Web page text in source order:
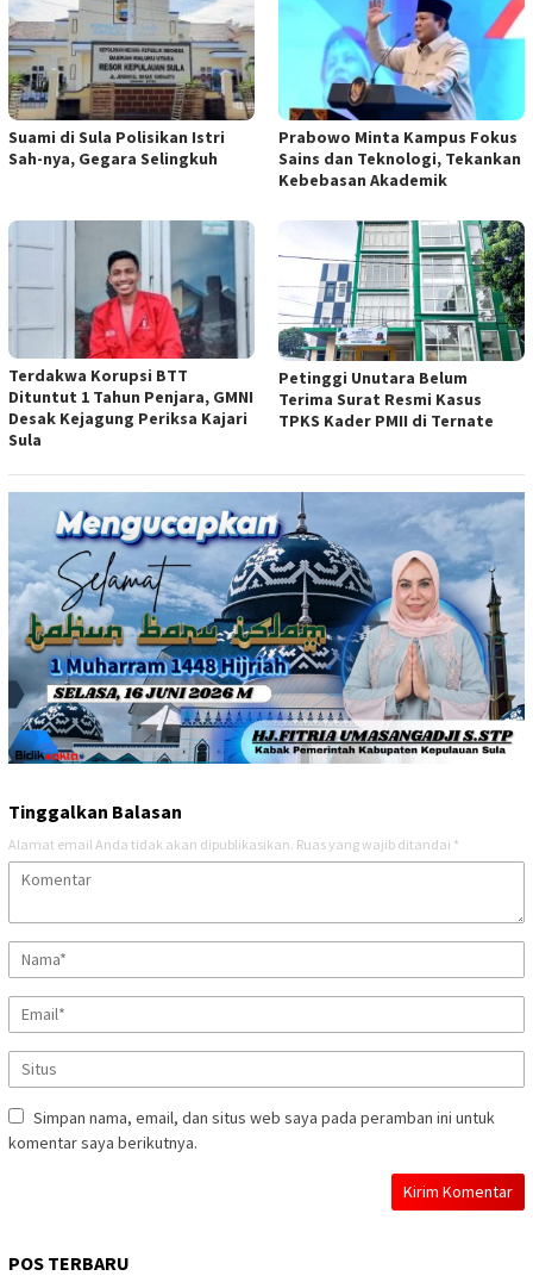
Suami di Sula Polisikan Istri
Sah-nya, Gegara Selingkuh
Prabowo Minta Kampus Fokus
Sains dan Teknologi, Tekankan
Kebebasan Akademik
Terdakwa Korupsi BTT
Dituntut 1 Tahun Penjara, GMNI
Desak Kejagung Periksa Kajari
Sula
Petinggi Unutara Belum
Terima Surat Resmi Kasus
TPKS Kader PMII di Ternate
Tinggalkan Balasan
Alamat email Anda tidak akan dipublikasikan. Ruas yang wajib ditandai *
Simpan nama, email, dan situs web saya pada peramban ini untuk
komentar saya berikutnya.
POS TERBARU